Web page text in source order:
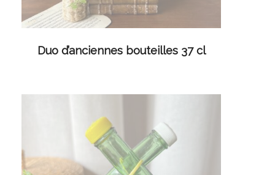
LIRE LA SUITE
Duo d’anciennes bouteilles 37 cl